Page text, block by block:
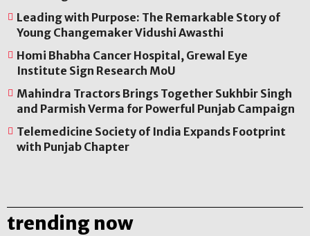
Leading with Purpose: The Remarkable Story of
Young Changemaker Vidushi Awasthi
Homi Bhabha Cancer Hospital, Grewal Eye
Institute Sign Research MoU
Mahindra Tractors Brings Together Sukhbir Singh
and Parmish Verma for Powerful Punjab Campaign
Telemedicine Society of India Expands Footprint
with Punjab Chapter
trending now